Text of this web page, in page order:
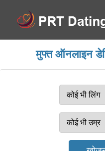
मुफ्त ऑनलाइन